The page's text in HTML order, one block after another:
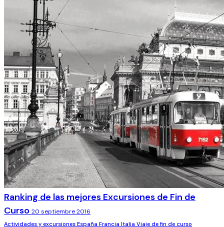
Ranking de las mejores Excursiones de Fin de
Curso 20 septiembre 2016
Actividades y excursiones España Francia Italia Viaje de fin de curso